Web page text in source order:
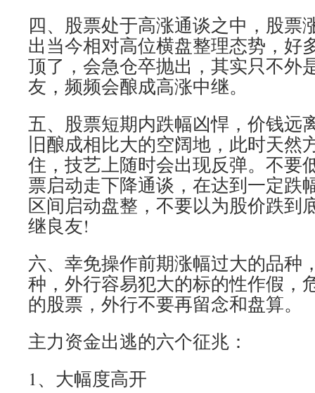
四、股票处于高涨通谈之中，股票
出当今相对高位横盘整理态势，好
顶了，会急仓卒抛出，其实只不外
友，频频会酿成高涨中继。
五、股票短期内跌幅凶悍，价钱远
旧酿成相比大的空阔地，此时天然
住，技艺上随时会出现反弹。不要
票启动走下降通谈，在达到一定跌
区间启动盘整，不要以为股价跌到
继良友!
六、幸免操作前期涨幅过大的品种
种，外行容易犯大的标的性作假，
的股票，外行不要再留念和盘算。
主力资金出逃的六个征兆：
1、大幅度高开